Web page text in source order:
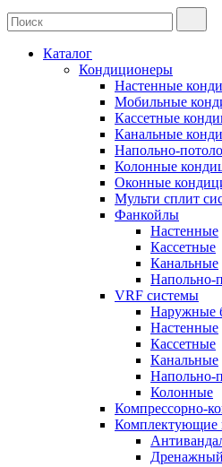
Каталог
Кондиционеры
Настенные
Мобильные
Кассетные
Канальные
Напольно-
Колонные
Оконные
Мульти сплит
Фанкойлы
Настенные
Кассетные
Канальные
Напольно-
VRF системы
Наружные
Настенные
Кассетные
Канальные
Напольно-
Колонные
Компрессорно-
Комплектующие